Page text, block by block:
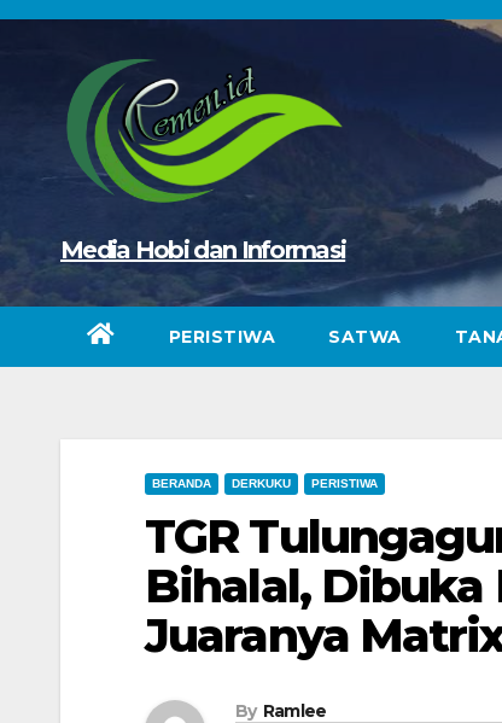
Skip
Media Hobi dan Informasi
PERISTIWA SATWA
BERANDA DERKUKU PERISTIWA
TGR
Bihalal, Dibuka
Juaranya
By Ramlee